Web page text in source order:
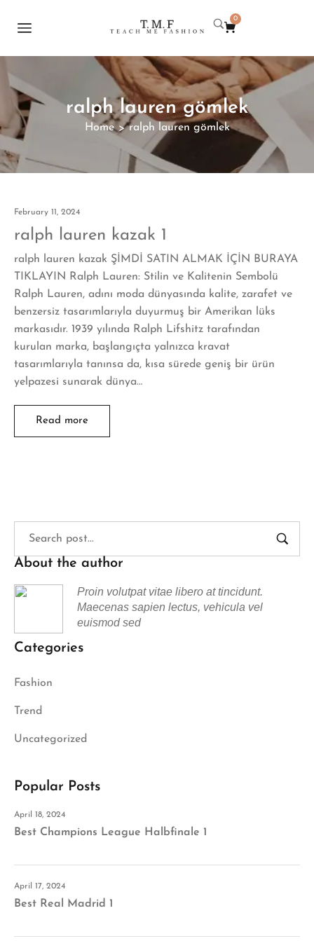
0
ralph lauren gömlek
Home > ralph lauren gömlek
February 11, 2024
ralph lauren kazak 1
ralph lauren kazak ŞİMDİ SATIN ALMAK İÇİN BURAYA
TIKLAYIN Ralph Lauren: Stilin ve Kalitenin Sembolü
Ralph Lauren, adını moda dünyasında kalite, zarafet ve
benzersiz tasarımlarıyla duyurmuş bir Amerikan lüks
markasıdır. 1939 yılında Ralph Lifshitz tarafından
kurulan marka, başlangıçta yalnızca kravat
tasarımlarıyla tanınsa da, kısa sürede geniş bir ürün
yelpazesi sunarak dünya…
Read more
About the author
Proin volutpat vitae libero at tincidunt.
Maecenas sapien lectus, vehicula vel
euismod sed
Categories
Fashion
Trend
Uncategorized
Popular Posts
April 18, 2024
Best Champions League Halbfinale 1
April 17, 2024
Best Real Madrid 1